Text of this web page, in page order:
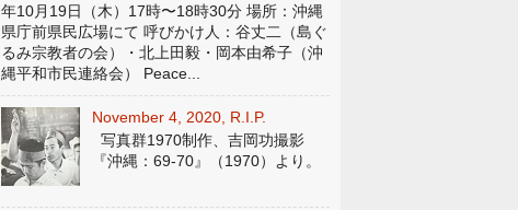
年10月19日（木）17時〜18時30分 場所：沖縄
県庁前県民広場にて 呼びかけ人：谷丈二（島ぐ
るみ宗教者の会）・北上田毅・岡本由希子（沖
縄平和市民連絡会） Peace...
November 4, 2020, R.I.P.
写真群1970制作、吉岡功撮影
『沖縄：69-70』（1970）より。